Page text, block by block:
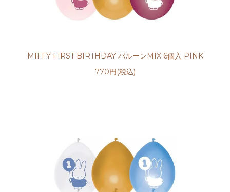
MIFFY FIRST BIRTHDAY バルーンMIX 6個入 PINK
770円(税込)